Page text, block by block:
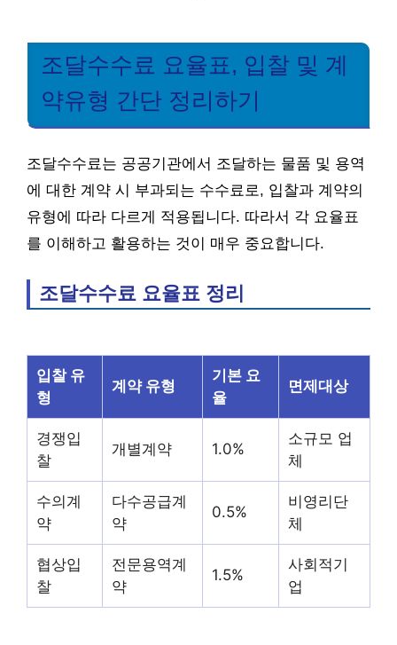
조달수수료 요율표, 입찰 및 계
약유형 간단 정리하기
조달수수료는 공공기관에서 조달하는 물품 및 용역
에 대한 계약 시 부과되는 수수료로, 입찰과 계약의
유형에 따라 다르게 적용됩니다. 따라서 각 요율표
를 이해하고 활용하는 것이 매우 중요합니다.
조달수수료 요율표 정리
입찰 유
형
계약 유형
기본 요
율
면제대상
경쟁입
찰
개별계약 1.0%
소규모 업
체
수의계
약
다수공급계
약
0.5%
비영리단
체
협상입
찰
전문용역계
약
1.5%
사회적기
업